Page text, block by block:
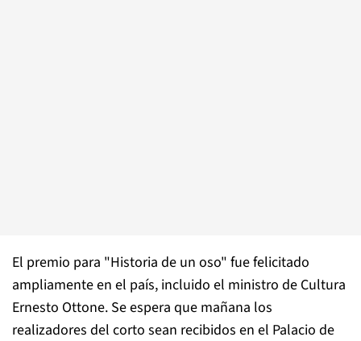
El premio para "Historia de un oso" fue felicitado
ampliamente en el país, incluido el ministro de Cultura
Ernesto Ottone. Se espera que mañana los
realizadores del corto sean recibidos en el Palacio de